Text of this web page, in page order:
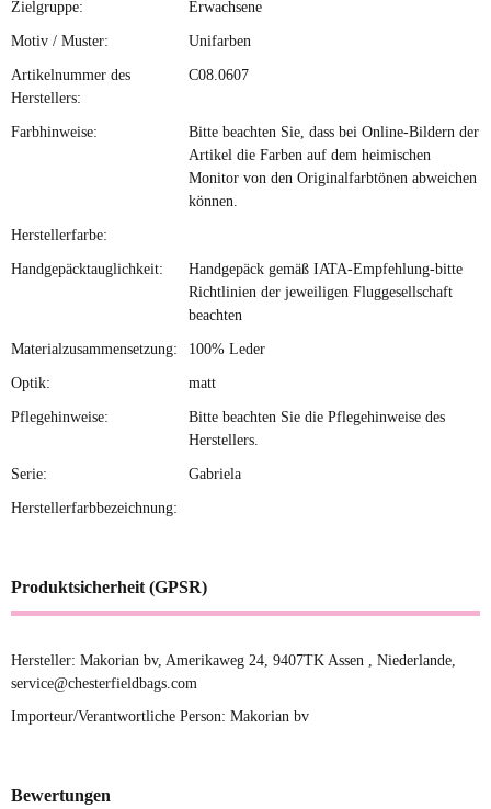
Zielgruppe: Erwachsene
Motiv / Muster: Unifarben
Artikelnummer des
Herstellers:
C08.0607
Farbhinweise:
Bitte beachten Sie, dass bei Online-Bildern der
Artikel die Farben auf dem heimischen
Monitor von den Originalfarbtönen abweichen
können.
Herstellerfarbe:
Handgepäcktauglichkeit:
Handgepäck gemäß IATA-Empfehlung-bitte
Richtlinien der jeweiligen Fluggesellschaft
beachten
Materialzusammensetzung: 100% Leder
Optik: matt
Pflegehinweise:
Bitte beachten Sie die Pflegehinweise des
Herstellers.
Serie: Gabriela
Herstellerfarbbezeichnung:
Produktsicherheit (GPSR)
Hersteller: Makorian bv, Amerikaweg 24, 9407TK Assen , Niederlande,
service@chesterfieldbags.com
Importeur/Verantwortliche Person: Makorian bv
Bewertungen